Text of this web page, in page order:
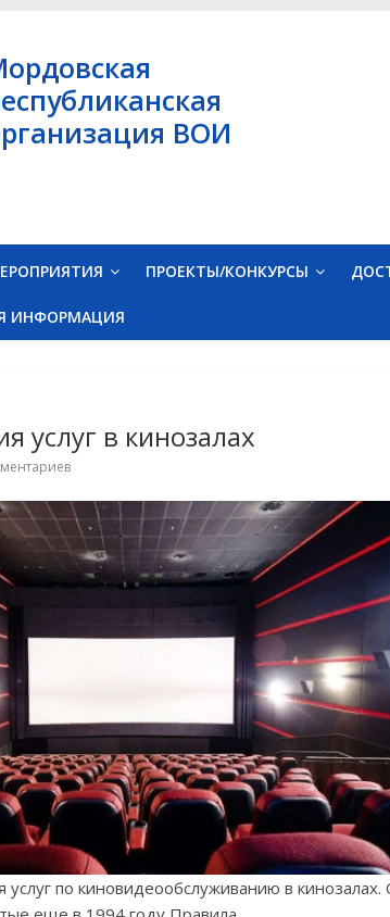
ВОИ
ПРОЕКТЫ/КОНКУРСЫ
ИНФОРМАЦИЯ
услуг в кинозалах
по киновидеообслуживанию в кинозалах.